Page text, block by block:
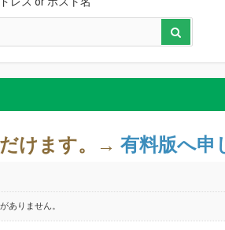
けます。→ 有料版へ申
ありません。